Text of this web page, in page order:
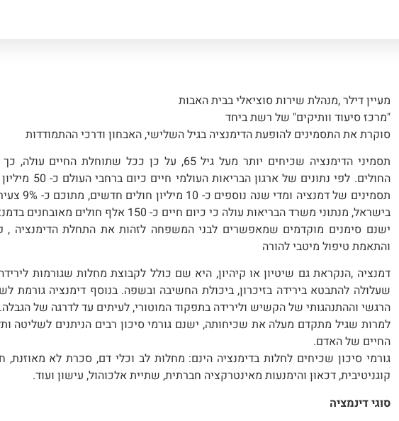
מעיין דילר ,מנהלת שירות סוציאלי בבית האבות
"מרכז סיעוד וותיקים" של רשת ביחד
סוקרת את התסמינים להופעת הדימנציה בגיל השלישי, האבחון ודרכי ההתמודדות
תסמיני הדימנציה שכיחים יותר מעל גיל 65, על כן ככל שתוחלת
החולים. לפי נתונים של
בישראל, מנתוני משרד הבריאות עולה כי כיום חיים כ- 150 אלף חולים מאובחנים בדמנציה.
ישנם סימנים מוקדמים שמאפשרים לבני המשפחה לזהות את התחלת הדימנציה ,
והתאמת טיפול מיטבי להורה
דמנציה ,הנקראת גם שיטיון או קיהיון, היא שם כולל לקבוצת מחלות שגורמות לירידה
שעלולה להתבטא בירידה בזיכרון, ביכולת החשיבה ובשפה. בנוסף דימנציה גורמת
הרגשי וההתנהגותי של הקשיש ולירידה בתפקוד המוטורי, לעיתים עד לדרגה של הגבלה.
למרות שגיל מתקדם מעלה את שכיחותה, ישנם גורמי סיכון רבים הניתנים לשליטה
החיים של האדם.
גורמי סיכון שכיחים לחלות בדימנציה הינם: מחלות לב וכלי דם, סכרת לא מאוזנת,
קוגניטיבית, דכאון והימנעות מאינטרקציה חברתית, שתיית אלכוהול, עישון ועוד.
סוגי דינמציה